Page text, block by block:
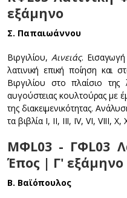
εξάμηνο
Σ. Παπαιωάννου
Βιργιλίου,Αινειάς.
λατινική επική ποίηση και
Βιργιλίου στο πλαίσιο της
αυγούστειας κουλτούρας με
της διακειμενικότητας.
τα βιβλία I, II, III, IV, VI, VIII, X,
ΜΦL03 - ΓΦL03
Έπος | Γ' εξάμηνο
Β. Βαϊόπουλος